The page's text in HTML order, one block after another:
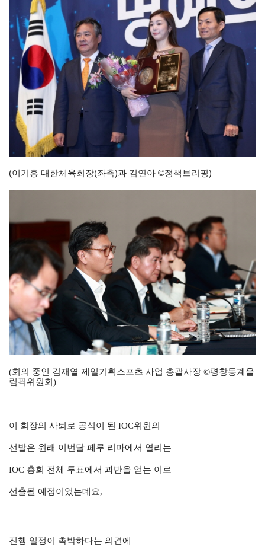
(이기흥 대한체육회장(좌측)과 김연아 ©정책브리핑)
(회의 중인 김재열 제일기획스포츠 사업 총괄사장 ©평창동계올
림픽위원회)
이 회장의 사퇴로 공석이 된 IOC위원의
선발은 원래 이번달 페루 리마에서 열리는
IOC 총회 전체 투표에서 과반을 얻는 이로
선출될 예정이었는데요,
진행 일정이 촉박하다는 의견에